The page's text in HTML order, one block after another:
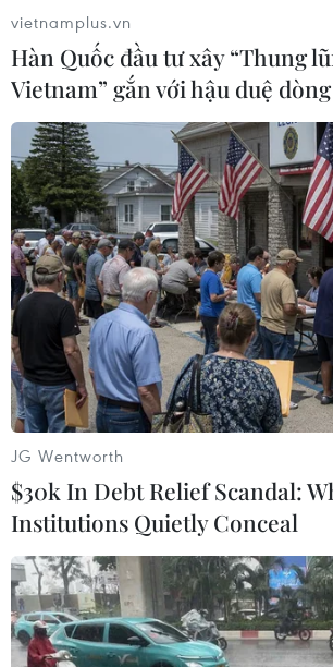
#Yoshihide Suga #công du
Theo dõi VietnamPlus
vietnamplus.vn
Hàn Quốc đầu tư xây “Thung
Vietnam” gắn với hậu duệ
JG Wentworth
$30k In Debt Relief Scandal:
Institutions Quietly Conceal